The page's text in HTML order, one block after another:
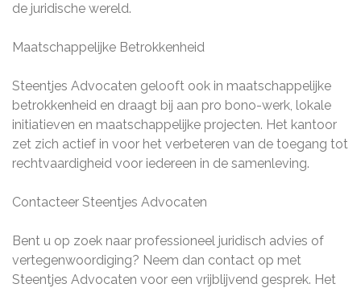
de juridische wereld.
Maatschappelijke Betrokkenheid
Steentjes Advocaten gelooft ook in maatschappelijke
betrokkenheid en draagt bij aan pro bono-werk, lokale
initiatieven en maatschappelijke projecten. Het kantoor
zet zich actief in voor het verbeteren van de toegang tot
rechtvaardigheid voor iedereen in de samenleving.
Contacteer Steentjes Advocaten
Bent u op zoek naar professioneel juridisch advies of
vertegenwoordiging? Neem dan contact op met
Steentjes Advocaten voor een vrijblijvend gesprek. Het